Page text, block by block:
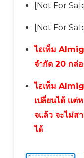
[Not For
[Not For
ไอเท็ม
จำกัด 20 กล่
ไอเท็ม
เปลี่ยนได้ เเต่
จเเล้ว จะไม่ส
ได้